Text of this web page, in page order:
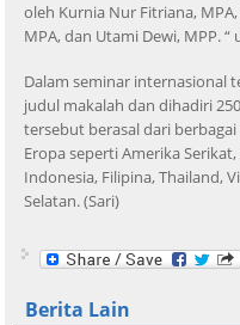
oleh Kurnia Nur Fitriana,
MPA, dan Utami Dewi, MPP.
Dalam seminar internasional
judul makalah dan dihadiri
tersebut berasal dari
Eropa seperti Amerika
Indonesia, Filipina, Thailand,
Selatan. (Sari)
Berita Lain